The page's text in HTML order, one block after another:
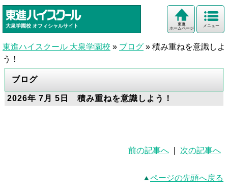
大泉学園校 オフィシャルサイト メニュー
東進
ホームページ
東進ハイスクール 大泉学園校 » ブログ » 積み重ねを意識しよ
う！
ブログ
2026年 7月 5日 積み重ねを意識しよう！
前の記事へ 次の記事へ
ページの先頭へ戻る